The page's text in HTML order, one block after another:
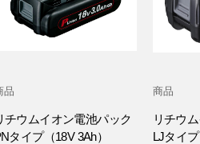
品
チウムイオン電池パック
タイプ（18V 3Ah）
商品
リチウ
LJタイプ